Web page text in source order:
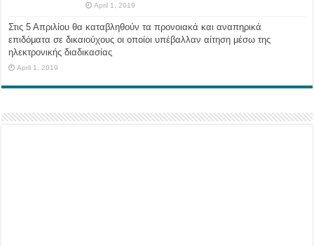
April 1, 2019
Στις 5 Απριλίου θα καταβληθούν τα προνοιακά και αναπηρικά
επιδόματα σε δικαιούχους οι οποίοι υπέβαλλαν αίτηση μέσω της
ηλεκτρονικής διαδικασίας
April 1, 2019